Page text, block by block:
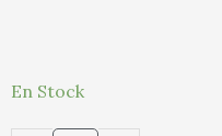
En Stock
quantité